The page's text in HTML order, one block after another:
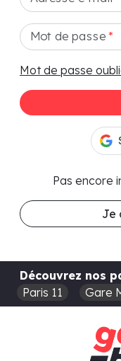
Mot de passe*
Mot de passe
Pas encore
Je
Découvrez nos
Paris 11
Gare